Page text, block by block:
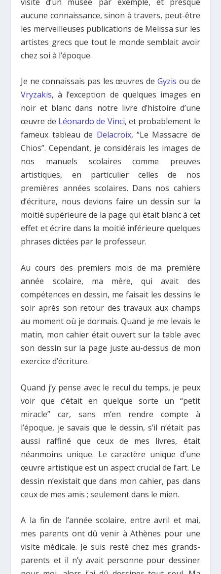
aucune connaissance, sinon à travers, peut-être
les merveilleuses publications de Melissa sur les
artistes grecs que tout le monde semblait avoir
chez soi à l’époque.
Je ne connaissais pas les œuvres de Gyzis ou de
Vryzakis, à l’exception de quelques images en
noir et blanc dans notre livre d’histoire d’une
œuvre de Léonardo de Vinci, et probablement le
fameux tableau de Delacroix, “Le Massacre de
Chios”. Cependant, je considérais les images de
nos manuels scolaires comme preuves
artistiques, en particulier celles de nos
premières années scolaires. Dans nos cahiers
d’écriture, nous devions faire un dessin sur la
moitié supérieure de la page qui était blanc à cet
effet et écrire dans la moitié inférieure quelques
phrases dictées par le professeur.
Au cours des premiers mois de ma première
année scolaire, ma mère, qui avait des
compétences en dessin, me faisait les dessins le
soir après son retour des travaux aux champs
au moment où je dormais. Quand je me levais le
matin, mon cahier était ouvert sur la table avec
son dessin sur la page juste au-dessus de mon
exercice d’écriture.
Quand j’y pense avec le recul du temps, je peux
voir que c’était en quelque sorte un “petit
miracle” car, sans m’en rendre compte à
l’époque, je savais que le dessin, s’il n’était pas
aussi raffiné que ceux de mes livres, était
néanmoins unique. Le caractère unique d’une
œuvre artistique est un aspect crucial de l’art. Le
dessin n’existait que dans mon cahier, pas dans
ceux de mes amis ; seulement dans le mien.
A la fin de l’année scolaire, entre avril et mai,
mes parents ont dû venir à Athènes pour une
visite médicale. Je suis resté chez mes grands-
parents et il n’y avait personne pour dessiner